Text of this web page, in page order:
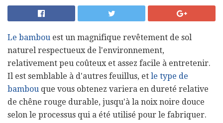
Le bambou est un magnifique revêtement de sol
naturel respectueux de l'environnement,
relativement peu coûteux et assez facile à entretenir.
Il est semblable à d'autres feuillus, et le type de
bambou que vous obtenez variera en dureté relative
de chêne rouge durable, jusqu'à la noix noire douce
selon le processus qui a été utilisé pour le fabriquer.